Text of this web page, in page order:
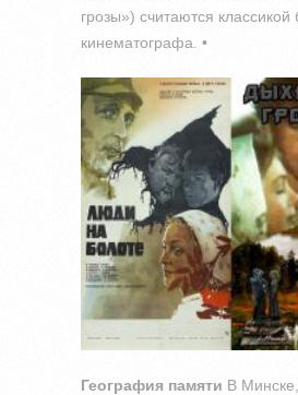
грозы») считаются классикой
кинематографа. •
География памяти В